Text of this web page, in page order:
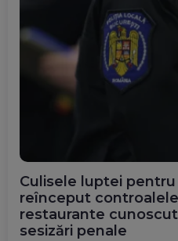
Culisele luptei
reînceput
restaurante
sesizări penale